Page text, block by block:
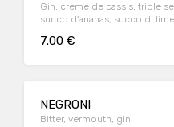
Gin, creme de cassis, triple
succo d'ananas, succo di lime
7.00 €
NEGRONI
Bitter, vermouth, gin